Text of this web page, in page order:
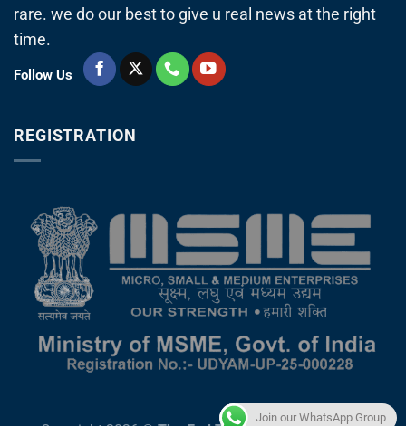
rare. we do our best to give u real news at the right
time.
Follow Us
REGISTRATION
Join our WhatsApp Group